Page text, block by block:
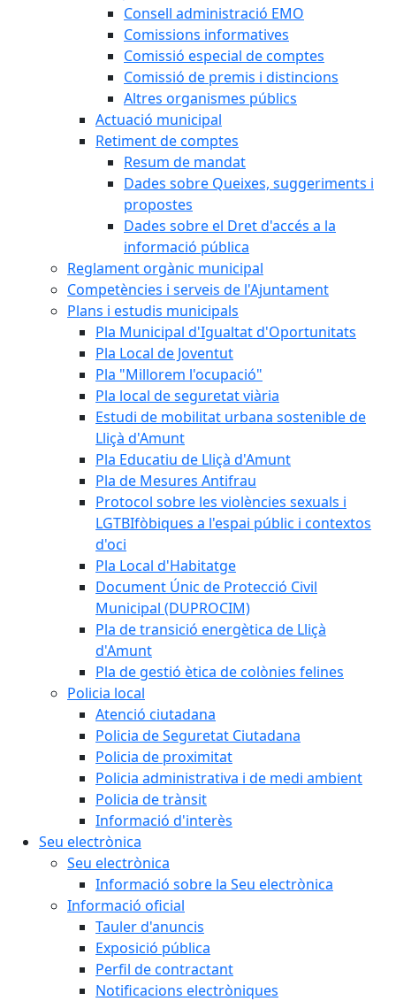
Consell administració EMO
Comissions informatives
Comissió especial de comptes
Comissió de premis i distincions
Altres organismes públics
Actuació municipal
Retiment de comptes
Resum de mandat
Dades sobre Queixes, suggeriments i
propostes
Dades sobre el Dret d'accés a la
informació pública
Reglament orgànic municipal
Competències i serveis de l'Ajuntament
Plans i estudis municipals
Pla Municipal d'Igualtat d'Oportunitats
Pla Local de Joventut
Pla "Millorem l'ocupació"
Pla local de seguretat viària
Estudi de mobilitat urbana sostenible de
Lliçà d'Amunt
Pla Educatiu de Lliçà d'Amunt
Pla de Mesures Antifrau
Protocol sobre les violències sexuals i
LGTBIfòbiques a l'espai públic i contextos
d'oci
Pla Local d'Habitatge
Document Únic de Protecció Civil
Municipal (DUPROCIM)
Pla de transició energètica de Lliçà
d'Amunt
Pla de gestió ètica de colònies felines
Policia local
Atenció ciutadana
Policia de Seguretat Ciutadana
Policia de proximitat
Policia administrativa i de medi ambient
Policia de trànsit
Informació d'interès
Seu electrònica
Seu electrònica
Informació sobre la Seu electrònica
Informació oficial
Tauler d'anuncis
Exposició pública
Perfil de contractant
Notificacions electròniques